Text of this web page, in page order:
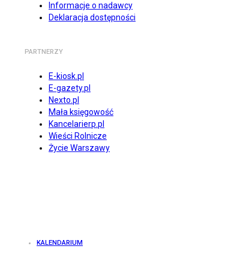
Informacje o nadawcy
Deklaracja dostępności
PARTNERZY
E-kiosk.pl
E-gazety.pl
Nexto.pl
Mała księgowość
Kancelarierp.pl
Wieści Rolnicze
Życie Warszawy
KALENDARIUM